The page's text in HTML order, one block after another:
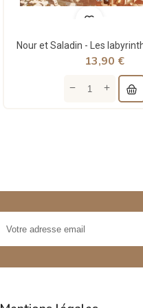
13,90 €